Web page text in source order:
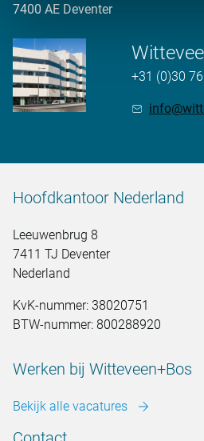
7400 AE Deventer
+31 (0)30
Hoofdkantoor Nederland
Leeuwenbrug 8
7411 TJ Deventer
Nederland
KvK-nummer: 38020751
BTW-nummer: 800288920
Werken bij Witteveen+Bos
Bekijk alle vacatures